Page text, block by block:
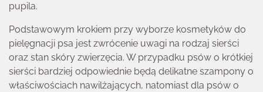
pupila.
Podstawowym krokiem przy wyborze kosmetyków do
pielęgnacji psa jest zwrócenie uwagi na rodzaj sierści
oraz stan skóry zwierzęcia. W przypadku psów o krótkiej
sierści bardziej odpowiednie będą delikatne szampony o
właściwościach nawilżających, natomiast dla psów o